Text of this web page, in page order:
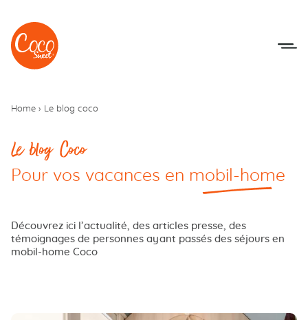
Aller au menu
Aller au contenu
Home › Le blog coco
Le blog Coco
Pour vos vacances en mobil-home
Découvrez ici l’actualité, des articles presse, des
témoignages de personnes ayant passés des séjours en
mobil-home Coco